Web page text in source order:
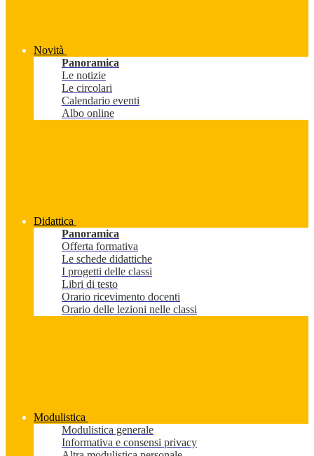
Novità
Panoramica
Le notizie
Le circolari
Calendario eventi
Albo online
Didattica
Panoramica
Offerta formativa
Le schede didattiche
I progetti delle classi
Libri di testo
Orario ricevimento docenti
Orario delle lezioni nelle classi
Modulistica
Modulistica generale
Informativa e consensi privacy